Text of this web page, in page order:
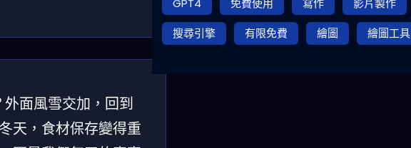
面風雪交加，回到
天，食材保存變得重
搜尋引擎
有限免費 繪圖 繪圖工具